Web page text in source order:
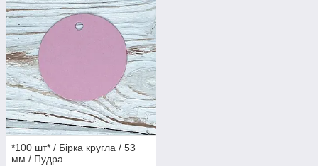
*100 шт* / Бірка кругла / 53
мм / Пудра